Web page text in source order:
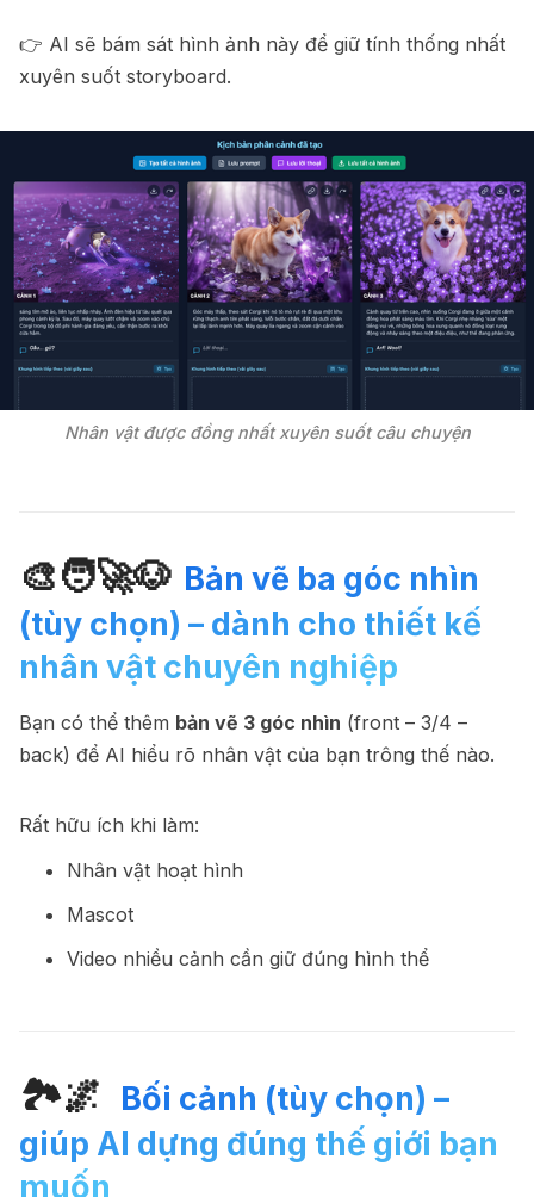
👉 AI sẽ bám sát hình ảnh này để giữ tính thống nhất
xuyên suốt storyboard.
Nhân vật được đồng nhất xuyên suốt câu chuyện
🎨🧑🚀🐶 Bản vẽ ba góc nhìn
(tùy chọn) – dành cho thiết kế
nhân vật chuyên nghiệp ‍
Bạn có thể thêm bản vẽ 3 góc nhìn (front – 3/4 –
back) để AI hiểu rõ nhân vật của bạn trông thế nào.
Rất hữu ích khi làm:
Nhân vật hoạt hình
Mascot
Video nhiều cảnh cần giữ đúng hình thể
🏞🌌
️ Bối cảnh (tùy chọn) –
giúp AI dựng đúng thế giới bạn
muốn